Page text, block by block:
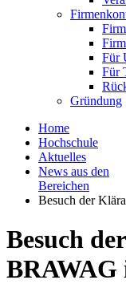
Für
Für
Gründung
Home
Hochschule
Aktuelles
News aus den
Bereichen
Besuch der
Besuch